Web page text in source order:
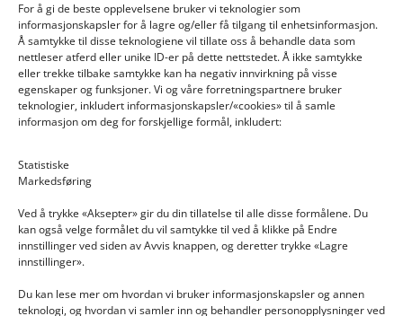
For å gi de beste opplevelsene bruker vi teknologier som
informasjonskapsler for å lagre og/eller få tilgang til enhetsinformasjon.
Å samtykke til disse teknologiene vil tillate oss å behandle data som
nettleser atferd eller unike ID-er på dette nettstedet. Å ikke samtykke
eller trekke tilbake samtykke kan ha negativ innvirkning på visse
egenskaper og funksjoner. Vi og våre forretningspartnere bruker
teknologier, inkludert informasjonskapsler/«cookies» til å samle
informasjon om deg for forskjellige formål, inkludert:
Statistiske
Markedsføring
Ved å trykke «Aksepter» gir du din tillatelse til alle disse formålene. Du
kan også velge formålet du vil samtykke til ved å klikke på Endre
innstillinger ved siden av Avvis knappen, og deretter trykke «Lagre
innstillinger».
Du kan lese mer om hvordan vi bruker informasjonskapsler og annen
teknologi, og hvordan vi samler inn og behandler personopplysninger ved
INFORMASJON